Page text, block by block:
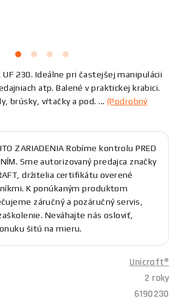
230. Ideálne pri častejšej manipulácii
atp. Balené v praktickej krabici.
brúsky, vŕtačky a pod. ... (Podrobný
ZARIADENIA Robíme kontrolu PRED
Sme autorizovaný predajca značky
držitelia certifikátu overené
K ponúkaným produktom
záručný a pozáručný servis,
Neváhajte nás osloviť,
šitú na mieru.
Unicraft®
2 roky
6190230